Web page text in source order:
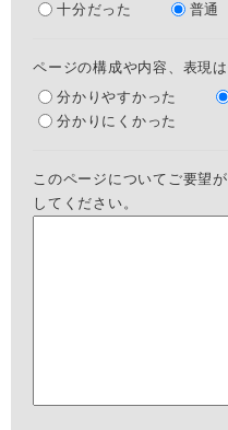
十分だった
普通
ページの構成や内容、表現
分かりやすかった
分かりにくかった
このページについてご要望
してください。